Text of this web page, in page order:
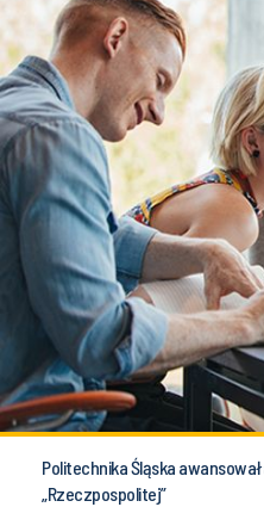
Politechnika Śląska
„Rzeczpospolitej”